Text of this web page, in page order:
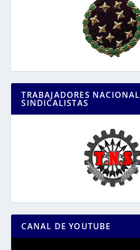
TRABAJADORES NACIONAL
SINDICALISTAS
CANAL DE YOUTUBE